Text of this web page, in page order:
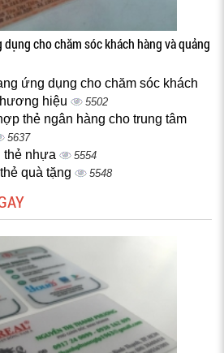
cho chăm sóc khách hàng và quảng
ứng dụng cho chăm sóc khách
hiệu
5502
thẻ ngân hàng cho trung tâm
5637
thẻ nhựa 5554
quà tặng 5548